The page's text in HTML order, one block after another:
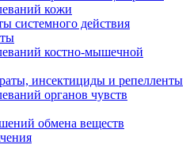
кожи
системного действия
костно-мышечной
инсектициды и репелленты
органов чувств
обмена веществ